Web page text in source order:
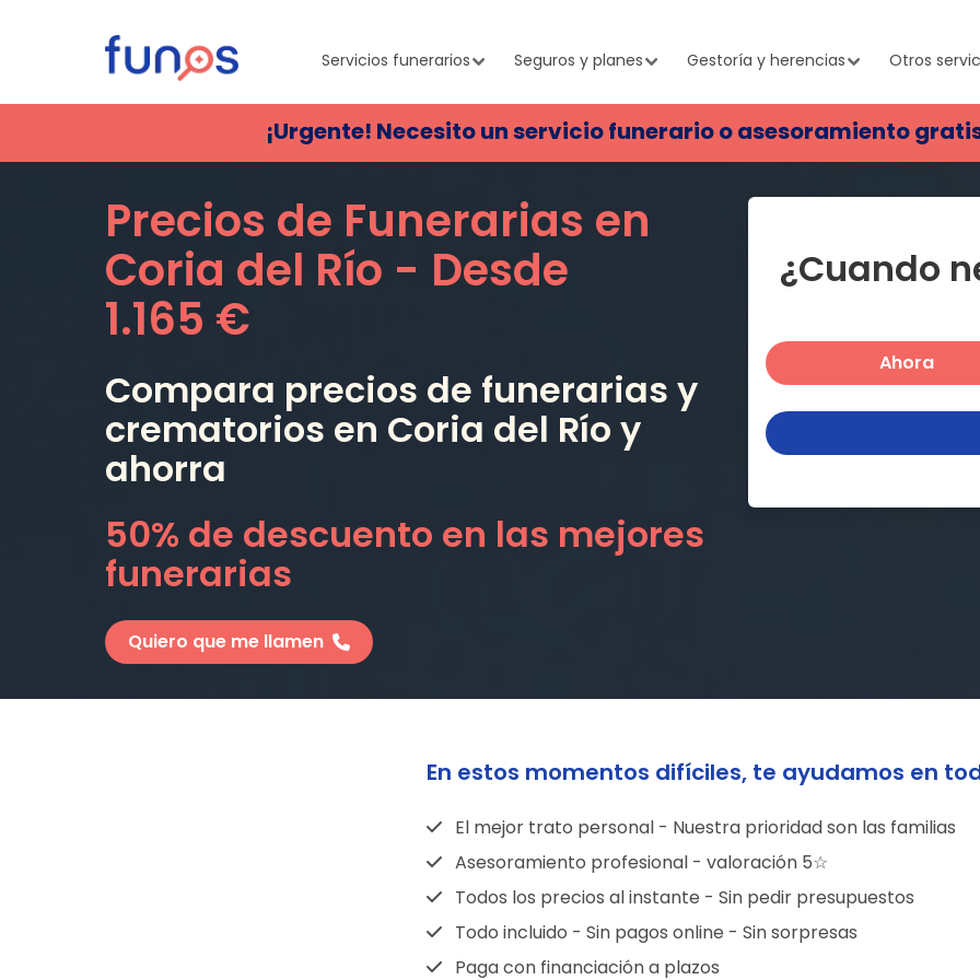
Servicios funerarios Seguros y planes Gestoría y herencias Otros
¡Urgente! Necesito un servicio funerario o asesoramiento
Precios de Funerarias en
Coria del Río - Desde
1.165 €
Compara precios de funerarias y
crematorios en Coria del Río y
ahorra
50% de descuento en las mejores
funerarias
Quiero que me llamen
¿Cuando
Ahora
En estos momentos difíciles, te ayudamos en
El mejor trato personal - Nuestra prioridad son las familias
Asesoramiento profesional - valoración 5☆
Todos los precios al instante - Sin pedir presupuestos
Todo incluido - Sin pagos online - Sin sorpresas
Paga con financiación a plazos